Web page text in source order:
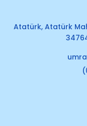
Atatürk, Atatürk